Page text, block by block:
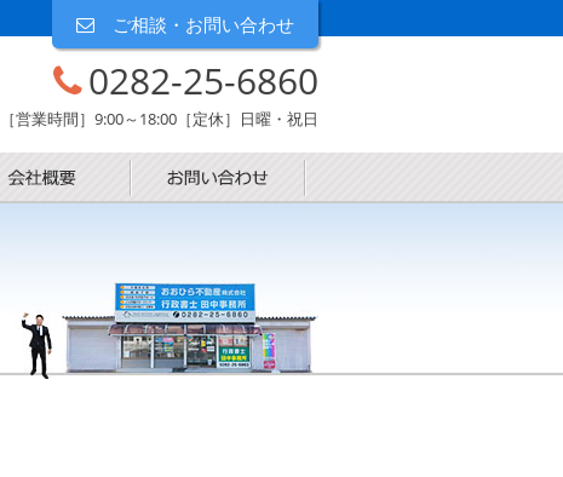
ご相談・お問い合わせ
0282-25-6860
［営業時間］9:00～18:00［定休］日曜・祝日